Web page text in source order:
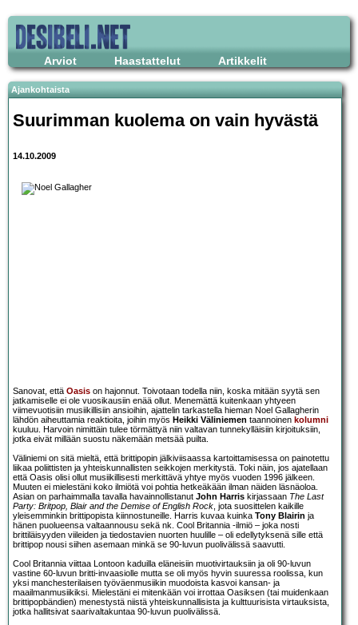
Arviot Haastattelut Artikkelit
Ajankohtaista
Suurimman kuolema on vain hyvästä
14.10.2009
Sanovat, että Oasis on hajonnut. Toivotaan todella niin, koska mitään syytä sen
jatkamiselle ei ole vuosikausiin enää ollut. Menemättä kuitenkaan yhtyeen
viimevuotisiin musiikillisiin ansioihin, ajattelin tarkastella hieman Noel Gallagherin
lähdön aiheuttamia reaktioita, joihin myös Heikki Väliniemen taannoinen kolumni
kuuluu. Harvoin nimittäin tulee törmättyä niin valtavan tunnekylläisiin kirjoituksiin,
jotka eivät millään suostu näkemään metsää puilta.
Väliniemi on sitä mieltä, että brittipopin jälkiviisaassa kartoittamisessa on painotettu
liikaa poliittisten ja yhteiskunnallisten seikkojen merkitystä. Toki näin, jos ajatellaan
että Oasis olisi ollut musiikillisesti merkittävä yhtye myös vuoden 1996 jälkeen.
Muuten ei mielestäni koko ilmiötä voi pohtia hetkeäkään ilman näiden läsnäoloa.
Asian on parhaimmalla tavalla havainnollistanut John Harris kirjassaan The Last
Party: Britpop, Blair and the Demise of English Rock, jota suosittelen kaikille
yleisemminkin brittipopista kiinnostuneille. Harris kuvaa kuinka Tony Blairin ja
hänen puolueensa valtaannousu sekä nk. Cool Britannia -ilmiö – joka nosti
brittiläisyyden viileiden ja tiedostavien nuorten huulille – oli edellytyksenä sille että
brittipop nousi siihen asemaan minkä se 90-luvun puolivälissä saavutti.
Cool Britannia viittaa Lontoon kaduilla eläneisiin muotivirtauksiin ja oli 90-luvun
vastine 60-luvun britti-invaasiolle mutta se oli myös hyvin suuressa roolissa, kun
yksi manchesterilaisen työväenmusiikin muodoista kasvoi kansan- ja
maailmanmusiikiksi. Mielestäni ei mitenkään voi irrottaa Oasiksen (tai muidenkaan
brittipopbändien) menestystä niistä yhteiskunnallisista ja kulttuurisista virtauksista,
jotka hallitsivat saarivaltakuntaa 90-luvun puolivälissä.